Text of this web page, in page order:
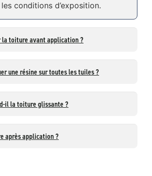
conditions d’exposition.
toiture avant application ?
une résine sur toutes les tuiles ?
il la toiture glissante ?
après application ?